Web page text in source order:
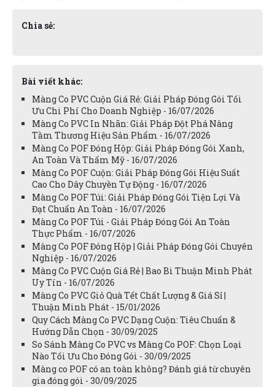
Chia sẻ:
Bài viết khác:
Màng Co PVC Cuộn Giá Rẻ: Giải Pháp Đóng Gói Tối
Ưu Chi Phí Cho Doanh Nghiệp - 16/07/2026
Màng Co PVC In Nhãn: Giải Pháp Đột Phá Nâng
Tầm Thương Hiệu Sản Phẩm - 16/07/2026
Màng Co POF Đóng Hộp: Giải Pháp Đóng Gói Xanh,
An Toàn Và Thẩm Mỹ - 16/07/2026
Màng Co POF Cuộn: Giải Pháp Đóng Gói Hiệu Suất
Cao Cho Dây Chuyền Tự Động - 16/07/2026
Màng Co POF Túi: Giải Pháp Đóng Gói Tiện Lợi Và
Đạt Chuẩn An Toàn - 16/07/2026
Màng Co POF Túi - Giải Pháp Đóng Gói An Toàn
Thực Phẩm - 16/07/2026
Màng Co POF Đóng Hộp | Giải Pháp Đóng Gói Chuyên
Nghiệp - 16/07/2026
Màng Co PVC Cuộn Giá Rẻ | Bao Bì Thuận Minh Phát
Uy Tín - 16/07/2026
Màng Co PVC Giỏ Quà Tết Chất Lượng & Giá Sỉ |
Thuận Minh Phát - 15/01/2026
Quy Cách Màng Co PVC Dạng Cuộn: Tiêu Chuẩn &
Hướng Dẫn Chọn - 30/09/2025
So Sánh Màng Co PVC vs Màng Co POF: Chọn Loại
Nào Tối Ưu Cho Đóng Gói - 30/09/2025
Màng co POF có an toàn không? Đánh giá từ chuyên
gia đóng gói - 30/09/2025